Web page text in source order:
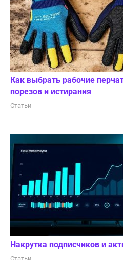
Как выбрать рабочие
порезов и истирания
Статьи
Накрутка подписчиков и